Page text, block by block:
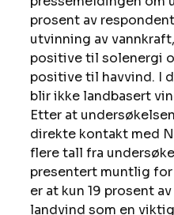
prosent av
utvinning av
positive til solenergi
positive til havvind. I
blir ikke landbasert
Etter at
direkte kontakt med
flere tall fra
presentert muntlig
er at kun 19 prosent
landvind som en